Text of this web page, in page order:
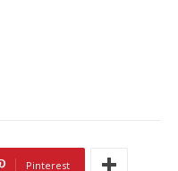
Pinterest